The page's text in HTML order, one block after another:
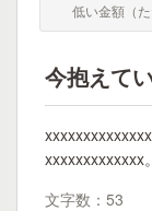
低い金額（
今抱えて
xxxxxxxxxxxxx。
文字数：53